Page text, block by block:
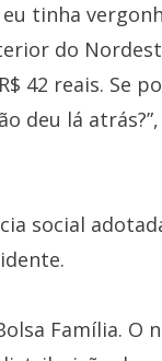
tinha
do
42 reais. Se
deu lá
social
Família. O